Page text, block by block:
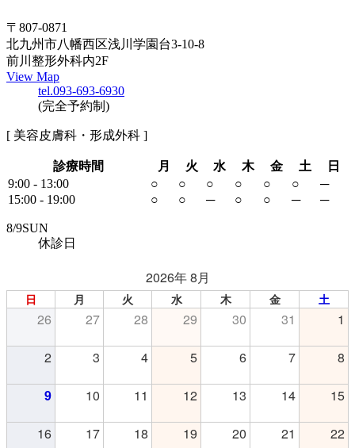
〒807-0871
北九州市八幡西区浅川学園台3-10-8
前川整形外科内2F
View Map
tel.093-693-6930
(完全予約制)
[ 美容皮膚科・形成外科 ]
診療時間 月 火 水 木 金 土
日
9:00 - 13:00
○ ○ ○ ○ ○ ○
─
15:00 - 19:00
○ ○ ─ ○ ○ ─ ─
8/9SUN
休診日
2026年 8月
日 月 火 水 木 金 土
26 27 28 29 30 31 1
2 3 4 5 6 7 8
9 10 11 12 13 14 15
16 17 18 19 20 21 22